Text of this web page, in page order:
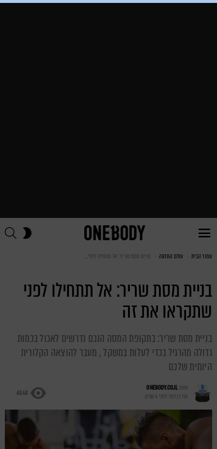
SKIN
You are here:
עמוד הבית עולם התזונה בניית מסת שריר: אל תתחילו לפני שתקראו את זה
בניית מסת שריר: אל תתחילו לפני
שתקראו את זה
בניית מסת שריר: בתקופת המסה הנכם נדרשים לאכול בכמות
גדולה מהרגיל בכדי לעלות במשקל , מעבר להוצאה הקלורית
היומית שלכם
מאתONEBODY.CO.IL
עודכן לפנילפני 4 שנים 63.4k